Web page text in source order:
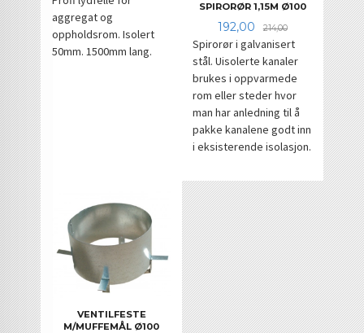
aggregat og
oppholdsrom. Isolert
50mm. 1500mm lang.
SPIRORØR 1,15M Ø100
Tilbud
192,00 214,00Rabatt
Spirorør i galvanisert
stål. Uisolerte kanaler
brukes i oppvarmede
rom eller steder hvor
man har anledning til å
pakke kanalene godt inn
i eksisterende isolasjon.
VENTILFESTE
M/MUFFEMÅL Ø100